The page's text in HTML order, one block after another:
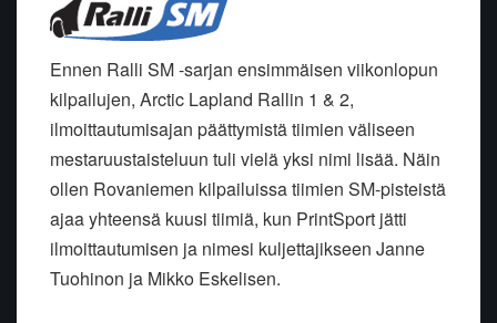
Ennen Ralli SM -sarjan ensimmäisen viikonlopun
kilpailujen, Arctic Lapland Rallin 1 & 2,
ilmoittautumisajan päättymistä tiimien väliseen
mestaruustaisteluun tuli vielä yksi nimi lisää. Näin
ollen Rovaniemen kilpailuissa tiimien SM-pisteistä
ajaa yhteensä kuusi tiimiä, kun PrintSport jätti
ilmoittautumisen ja nimesi kuljettajikseen Janne
Tuohinon ja Mikko Eskelisen.